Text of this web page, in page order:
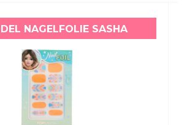
NAGELFOLIE SASHA